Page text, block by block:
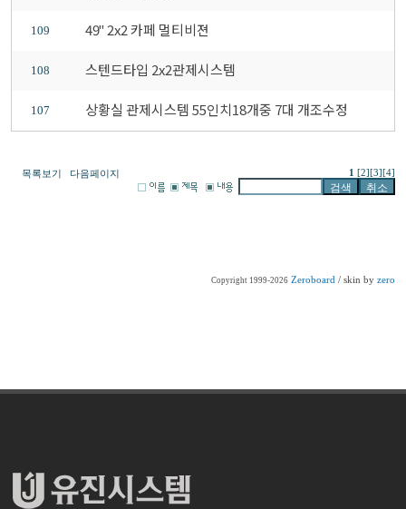
109 49" 2x2 카페 멀티비젼
108 스텐드타입 2x2관제시스템
107 상황실 관제시스템 55인치18개중 7대 개조수정
목록보기 다음페이지 1 [2] [3] [4]
Copyright 1999-2026 Zeroboard / skin by zero